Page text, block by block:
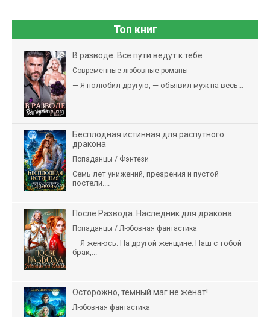
Топ книг
В разводе. Все пути ведут к тебе
Современные любовные романы
— Я полюбил другую, — объявил муж на весь...
Бесплодная истинная для распутного
дракона
Попаданцы / Фэнтези
Семь лет унижений, презрения и пустой
постели....
После Развода. Наследник для дракона
Попаданцы / Любовная фантастика
— Я женюсь. На другой женщине. Наш с тобой
брак,...
Осторожно, темный маг не женат!
Любовная фантастика